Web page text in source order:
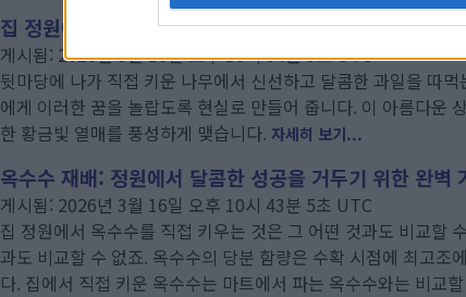
집 정원에서 비파나무를 키우는 완벽 가이드
게시됨: 2026년 3월 16일 오후 10시 54분 9초 UTC
뒷마당에 나가 직접 키운 나무에서 신선하고 달콤한 과일을 따
에게 이러한 꿈을 놀랍도록 현실로 만들어 줍니다. 이 아름다운
한 황금빛 열매를 풍성하게 맺습니다. 자세히 보기...
옥수수 재배: 정원에서 달콤한 성공을 거두기 위한 완벽
게시됨: 2026년 3월 16일 오후 10시 43분 5초 UTC
집 정원에서 옥수수를 직접 키우는 것은 그 어떤 것과도 비교할
과도 비교할 수 없죠. 옥수수의 당분 함량은 수확 시점에 최고
다. 집에서 직접 키운 옥수수는 마트에서 파는 옥수수와는 비교